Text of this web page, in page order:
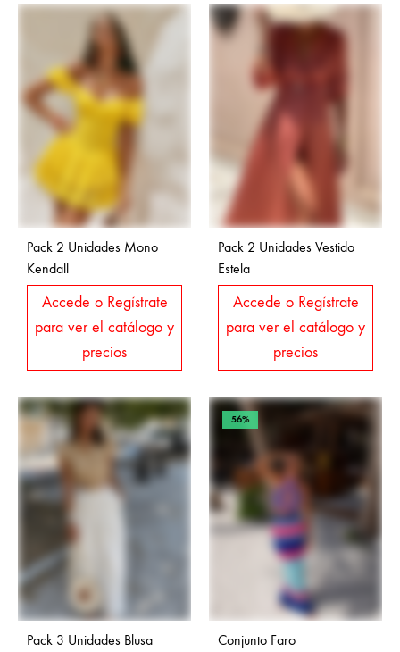
Pack 2 Unidades Mono
Kendall
Accede o Regístrate
para ver el catálogo y
precios
Pack 2 Unidades Vestido
Estela
Accede o Regístrate
para ver el catálogo y
precios
Pack 3 Unidades Blusa
56%
Conjunto Faro